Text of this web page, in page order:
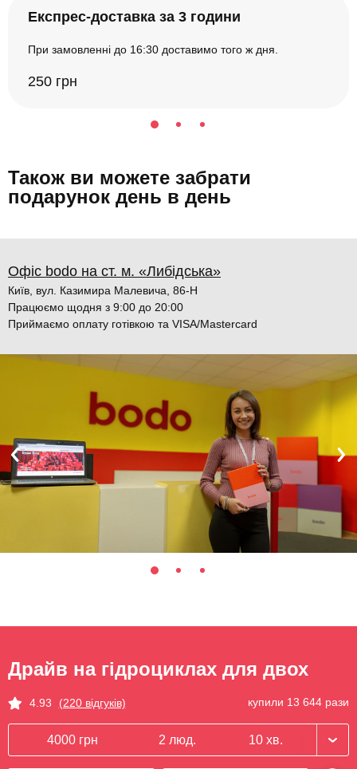
Експрес-доставка за 3 години
При замовленні до 16:30 доставимо того ж дня.
250 грн
Також ви можете забрати
подарунок день в день
Офіс bodo на ст. м. «Либідська»
Київ, вул. Казимира Малевича, 86-Н
Працюємо щодня з 9:00 до 20:00
Приймаємо оплату готівкою та VISA/Mastercard
Драйв на гідроциклах для двох
4.93 (220 відгуків) купили 13 644 рази
4000 грн 2 люд. 10 хв.